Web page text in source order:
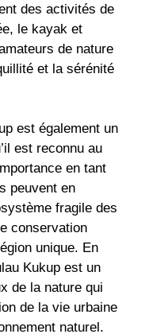
des activités de
le kayak et
de nature
et la sérénité
est également un
est reconnu au
en tant
peuvent en
fragile des
conservation
unique. En
Kukup est un
de la nature qui
de la vie urbaine
naturel.